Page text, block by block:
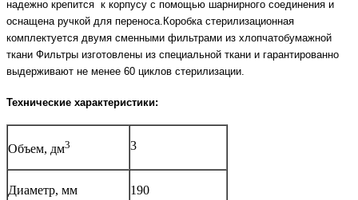
надежно крепится к корпусу с помощью шарнирного соединения и
оснащена ручкой для переноса.Коробка стерилизационная
комплектуется двумя сменными фильтрами из хлопчатобумажной
ткани Фильтры изготовлены из специальной ткани и гарантированно
выдерживают не менее 60 циклов стерилизации.
Технические характеристики:
Объем, дм3 3
Диаметр, мм 190